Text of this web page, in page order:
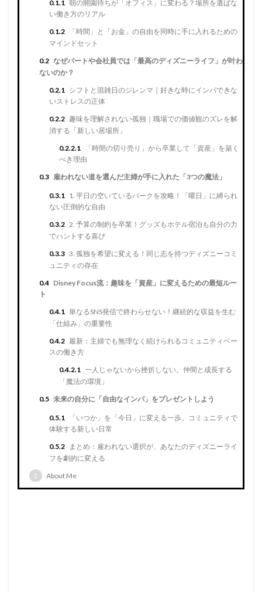
0.1.1 朝の開園待ちが「オフィス」に変わる？場所を選ばな
い働き方のリアル
0.1.2
「時間」と「お金」の自由を同時に手に入れるための
マインドセット
0.2 なぜパートや会社員では「最高のディズニーライフ」が叶わ
ないのか？
0.2.1
シフトと混雑日のジレンマ｜好きな時にインパできな
いストレスの正体
0.2.2 趣味を理解されない孤独｜職場での価値観のズレを解
消する「新しい居場所」
0.2.2.1
「時間の切り売り」から卒業して「資産」を築く
べき理由
0.3 雇われない道を選んだ主婦が手に入れた「3つの魔法」
0.3.1
1. 平日の空いているパークを攻略！「曜日」に縛られ
ない圧倒的な自由
0.3.2 2. 予算の制約を卒業！グッズもホテル宿泊も自分の力
でハントする喜び
0.3.3 3. 孤独を希望に変える！同じ志を持つディズニーコミ
ュニティの存在
0.4 Disney Focus流：趣味を「資産」に変えるための最短ルー
ト
0.4.1 単なるSNS発信で終わらせない！継続的な収益を生む
「仕組み」の重要性
0.4.2 最新：主婦でも無理なく続けられるコミュニティベー
スの働き方
0.4.2.1 一人じゃないから挫折しない。仲間と成長する
「魔法の環境」
0.5 未来の自分に「自由なインパ」をプレゼントしよう
0.5.1
「いつか」を「今日」に変える一歩。コミュニティで
体験する新しい日常
0.5.2 まとめ：雇われない選択が、あなたのディズニーライ
フを劇的に変える
1
About Me